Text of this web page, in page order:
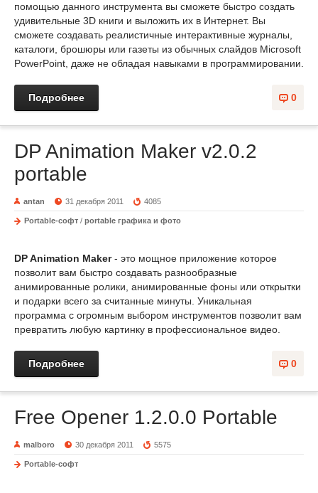
помощью данного инструмента вы сможете быстро создать
удивительные 3D книги и выложить их в Интернет. Вы
сможете создавать реалистичные интерактивные журналы,
каталоги, брошюры или газеты из обычных слайдов Microsoft
PowerPoint, даже не обладая навыками в программировании.
0
Подробнее
DP Animation Maker v2.0.2
portable
antan 31 декабря 2011 4085
Portable-софт / portable графика и фото
DP Animation Maker- это мощное приложение которое
позволит вам быстро создавать разнообразные
анимированные ролики, анимированные фоны или открытки
и подарки всего за считанные минуты. Уникальная
программа с огромным выбором инструментов позволит вам
превратить любую картинку в профессиональное видео.
0
Подробнее
Free Opener 1.2.0.0 Portable
malboro 30 декабря 2011 5575
Portable-софт